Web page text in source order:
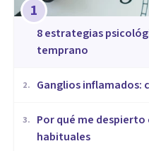
1
8 estrategias
temprano
2. Ganglios inflamados:
3.
Por qué me despierto
habituales